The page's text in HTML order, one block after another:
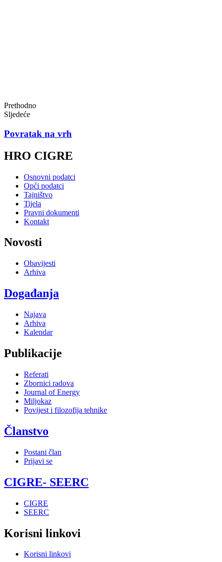
Prethodno
Sljedeće
Povratak na vrh
HRO CIGRE
Osnovni podatci
Opći podatci
Tajništvo
Tijela
Pravni dokumenti
Kontakt
Novosti
Obavijesti
Arhiva
Događanja
Najava
Arhiva
Kalendar
Publikacije
Referati
Zbornici radova
Journal of Energy
Miljokaz
Povijest i filozofija tehnike
Članstvo
Postani član
Prijavi se
CIGRE- SEERC
CIGRE
SEERC
Korisni linkovi
Korisni linkovi